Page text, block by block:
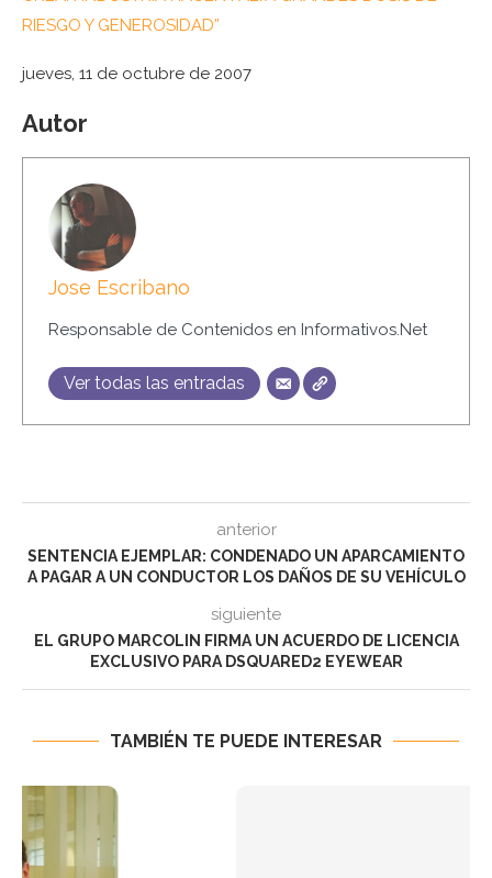
RIESGO Y GENEROSIDAD”
jueves, 11 de octubre de 2007
Autor
Jose Escribano
Responsable de Contenidos en Informativos.Net
Ver todas las entradas
anterior
SENTENCIA EJEMPLAR: CONDENADO UN APARCAMIENTO
A PAGAR A UN CONDUCTOR LOS DAÑOS DE SU VEHÍCULO
siguiente
EL GRUPO MARCOLIN FIRMA UN ACUERDO DE LICENCIA
EXCLUSIVO PARA DSQUARED2 EYEWEAR
TAMBIÉN TE PUEDE INTERESAR